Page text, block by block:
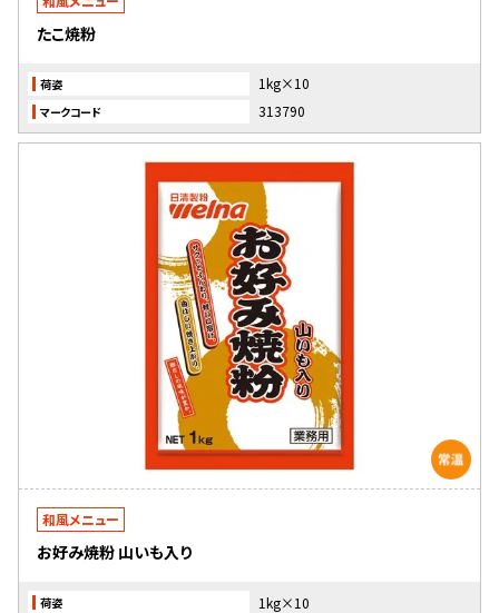
たこ焼粉
荷姿 1kg×10
マークコード 313790
和風メニュー
お好み焼粉 山いも入り
荷姿 1kg×10